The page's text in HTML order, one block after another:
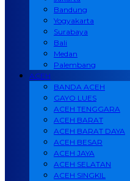
Bandung
Yogyakarta
Surabaya
Bali
Medan
Palembang
ACEH
BANDA ACEH
GAYO LUES
ACEH TENGGARA
ACEH BARAT
ACEH BARAT DAYA
ACEH BESAR
ACEH JAYA
ACEH SELATAN
ACEH SINGKIL